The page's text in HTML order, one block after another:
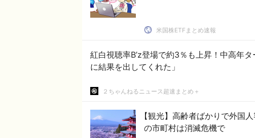
米国株ETFまとめ速報
紅白視聴率B’z登場で約3％も上昇！中高年
に結果を出してくれた」
２ちゃんねるニュース超速まとめ＋
【観光】高齢者ばかりで外国
の市町村は消滅危機で